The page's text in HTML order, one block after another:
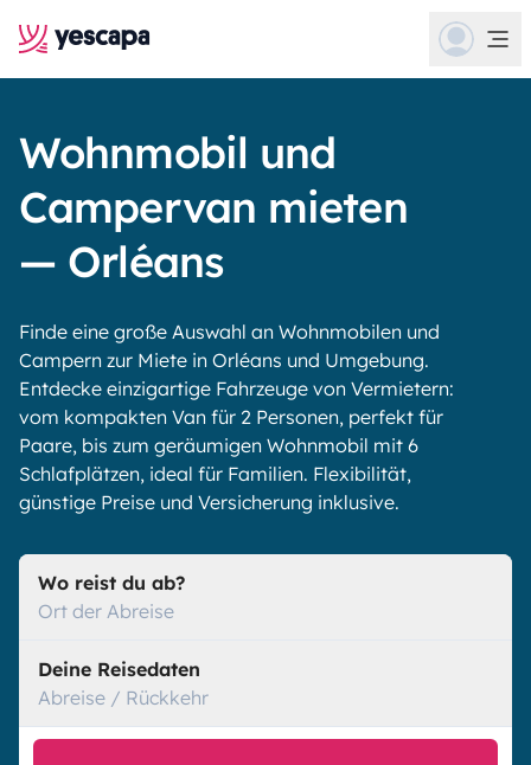
Wohnmobil und
Campervan mieten
— Orléans
Finde eine große Auswahl an Wohnmobilen und
Campern zur Miete in Orléans und Umgebung.
Entdecke einzigartige Fahrzeuge von Vermietern:
vom kompakten Van für 2 Personen, perfekt für
Paare, bis zum geräumigen Wohnmobil mit 6
Schlafplätzen, ideal für Familien. Flexibilität,
günstige Preise und Versicherung inklusive.
Wo reist du ab?
Ort der Abreise
Deine Reisedaten
Abreise / Rückkehr